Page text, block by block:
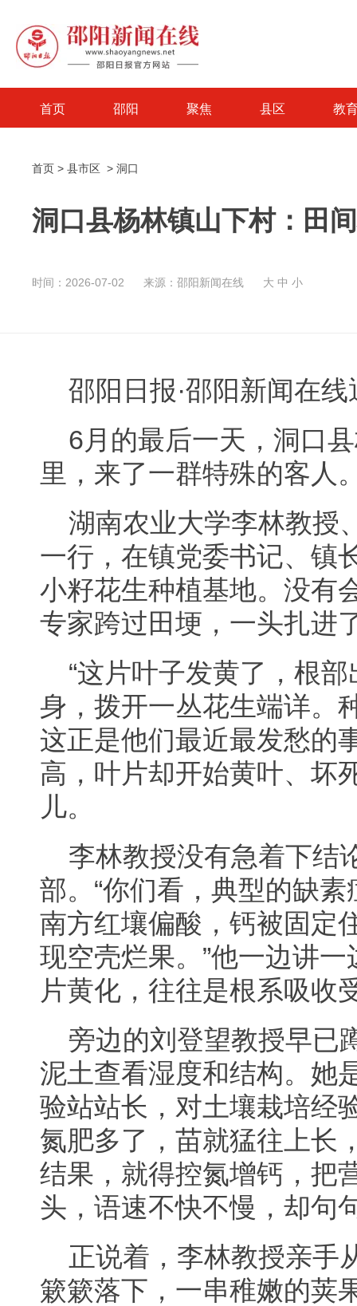
首页 邵阳 聚焦 县区 教
首页 > 县市区 > 洞口
洞口县杨林镇山下村：田
时间：2026-07-02 来源：邵阳新闻在线 大 中 小
邵阳日报·邵阳新闻在
6月的最后一天，洞口
里，来了一群特殊的客人
湖南农业大学李林教授
一行，在镇党委书记、镇
小籽花生种植基地。没有
专家跨过田埂，一头扎进
“这片叶子发黄了，根
身，拨开一丛花生端详
这正是他们最近最发愁的
高，叶片却开始黄叶、坏
儿。
李林教授没有急着下结
部。“你们看，典型的缺
南方红壤偏酸，钙被固定
现空壳烂果。”他一边讲
片黄化，往往是根系吸收
旁边的刘登望教授早已
泥土查看湿度和结构。她
验站站长，对土壤栽培经
氮肥多了，苗就猛往上长
结果，就得控氮增钙，把
头，语速不快不慢，却句
正说着，李林教授亲手
簌簌落下，一串稚嫩的荚